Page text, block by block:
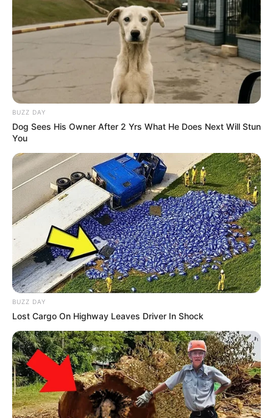
BUZZ DAY
Dog Sees His Owner After 2 Yrs What He Does Next Will Stun
You
BUZZ DAY
Lost Cargo On Highway Leaves Driver In Shock